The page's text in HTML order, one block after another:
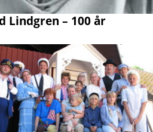
Lindgren – 100 år